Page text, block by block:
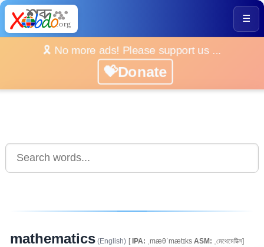
☰
🎗️ No more ads! Please support us ...
💝Donate
mathematics (English) [IPA: ˌmæθˈmætɪks ASM: ˌমেথেমেটিক্স]